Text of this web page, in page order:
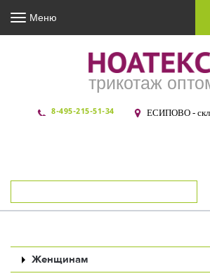
трикотаж
8-495-215-51-34 ЕСИПОВО -
Меню
Женщинам